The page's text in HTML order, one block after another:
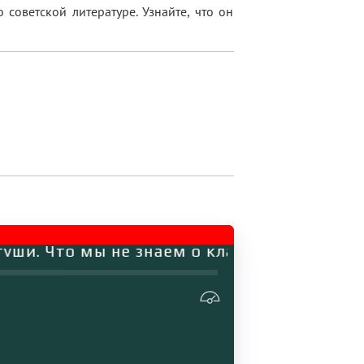
литературе. Узнайте, что он
Что мы не знаем о классиках